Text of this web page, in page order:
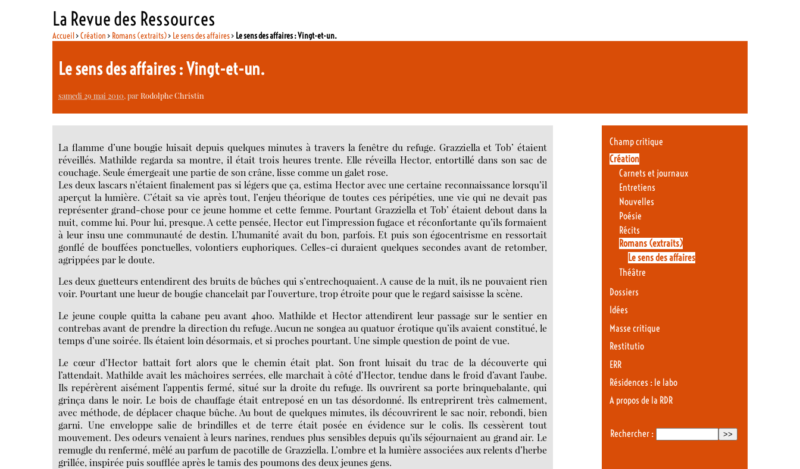
La Revue des Ressources
Accueil>Création > Romans (extraits)> Le sens des affaires> Le sens des affaires : Vingt-et-un.
Le sens des affaires : Vingt-et-un.
samedi 29 mai 2010, parRodolphe Christin
La flamme d’une bougie luisait depuis quelques minutes à travers la fenêtre du refuge. Grazziella et Tob’ étaient
réveillés. Mathilde regarda sa montre, il était trois heures trente. Elle réveilla Hector, entortillé dans son sac de
couchage. Seule émergeait une partie de son crâne, lisse comme un galet rose.
Les deux lascars n’étaient finalement pas si légers que ça, estima Hector avec une certaine reconnaissance lorsqu’il
aperçut la lumière. C’était sa vie après tout, l’enjeu théorique de toutes ces péripéties, une vie qui ne devait pas
représenter grand-chose pour ce jeune homme et cette femme. Pourtant Grazziella et Tob’ étaient debout dans la
nuit, comme lui. Pour lui, presque. A cette pensée, Hector eut l’impression fugace et réconfortante qu’ils formaient
à leur insu une communauté de destin. L’humanité avait du bon, parfois. Et puis son égocentrisme en ressortait
gonflé de bouffées ponctuelles, volontiers euphoriques. Celles-ci duraient quelques secondes avant de retomber,
agrippées par le doute.
Les deux guetteurs entendirent des bruits de bûches qui s’entrechoquaient. A cause de la nuit, ils ne pouvaient rien
voir. Pourtant une lueur de bougie chancelait par l’ouverture, trop étroite pour que le regard saisisse la scène.
Le jeune couple quitta la cabane peu avant 4h00. Mathilde et Hector attendirent leur passage sur le sentier en
contrebas avant de prendre la direction du refuge. Aucun ne songea au quatuor érotique qu’ils avaient constitué, le
temps d’une soirée. Ils étaient loin désormais, et si proches pourtant. Une simple question de point de vue.
Le cœur d’Hector battait fort alors que le chemin était plat. Son front luisait du trac de la découverte qui
l’attendait. Mathilde avait les mâchoires serrées, elle marchait à côté d’Hector, tendue dans le froid d’avant l’aube.
Ils repérèrent aisément l’appentis fermé, situé sur la droite du refuge. Ils ouvrirent sa porte brinquebalante, qui
grinça dans le noir. Le bois de chauffage était entreposé en un tas désordonné. Ils entreprirent très calmement,
avec méthode, de déplacer chaque bûche. Au bout de quelques minutes, ils découvrirent le sac noir, rebondi, bien
garni. Une enveloppe salie de brindilles et de terre était posée en évidence sur le colis. Ils cessèrent tout
mouvement. Des odeurs venaient à leurs narines, rendues plus sensibles depuis qu’ils séjournaient au grand air. Le
remugle du renfermé, mêlé au parfum de pacotille de Grazziella. L’ombre et la lumière associées aux relents d’herbe
grillée, inspirée puis soufflée après le tamis des poumons des deux jeunes gens.
Champ critique
Création
Carnets et journaux
Entretiens
Nouvelles
Poésie
Récits
Romans (extraits)
Le sens des affaires
Théâtre
Dossiers
Idées
Masse critique
Restitutio
ERR
Résidences : le labo
A propos de la RDR
Rechercher :